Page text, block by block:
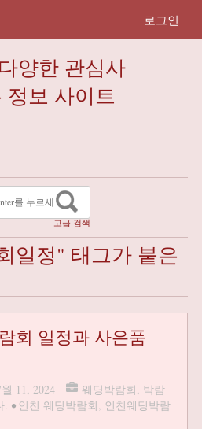
로그인
양한 관심사
정보 사이트
고급 검색
일정" 태그가 붙은
회 일정과 사은품
11, 2024 웨딩박람회, 박람
. • 인천 웨딩박람회, 인천웨딩박람